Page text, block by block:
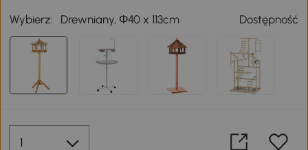
Wybierz: Drewniany, Φ40 x 113cm Dostępność